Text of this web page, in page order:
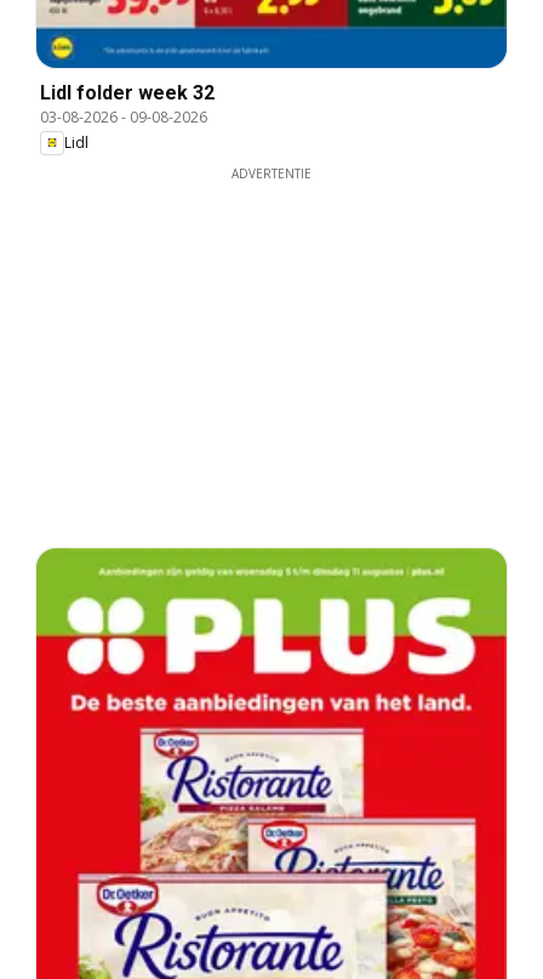
Lidl folder week 32
03-08-2026- 09-08-2026
Lidl
ADVERTENTIE